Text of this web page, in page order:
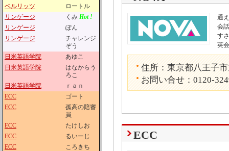
ベルリッツ
ロートル
リンゲージ
くみ Hot !
リンゲージ
ぽん
リンゲージ
チャレンジ
ぞう
日米英語学院
あゆこ
日米英語学院
はなからう
ろこ
日米英語学院
ｒａｎ
ECC
ゴート
ECC
孤高の陪審
員
ECC
たけしお
ECC
るいーじ
ECC
ころきち
通
会
す
英
住所：東京都八王子
お問い合せ：0120-
ECC